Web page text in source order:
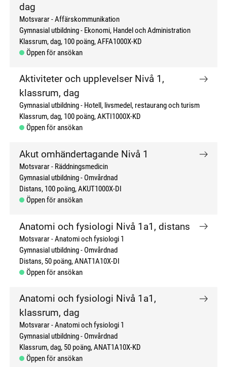
dag
Motsvarar - Affärskommunikation
Gymnasial utbildning
Ekonomi, Handel och Administration
Klassrum, dag 100 poäng AFFA1000X-KD
Öppen för ansökan
Aktiviteter och upplevelser Nivå 1,
klassrum, dag
Gymnasial utbildning
Hotell, livsmedel, restaurang och turism
Klassrum, dag 100 poäng AKTI1000X-KD
Öppen för ansökan
Akut omhändertagande Nivå 1
Motsvarar - Räddningsmedicin
Gymnasial utbildning
Omvårdnad
Distans 100 poäng AKUT1000X-DI
Öppen för ansökan
Anatomi och fysiologi Nivå 1a1, distans
Motsvarar - Anatomi och fysiologi 1
Gymnasial utbildning
Omvårdnad
Distans 50 poäng ANAT1A10X-DI
Öppen för ansökan
Anatomi och fysiologi Nivå 1a1,
klassrum, dag
Motsvarar - Anatomi och fysiologi 1
Gymnasial utbildning
Omvårdnad
Klassrum, dag 50 poäng ANAT1A10X-KD
Öppen för ansökan